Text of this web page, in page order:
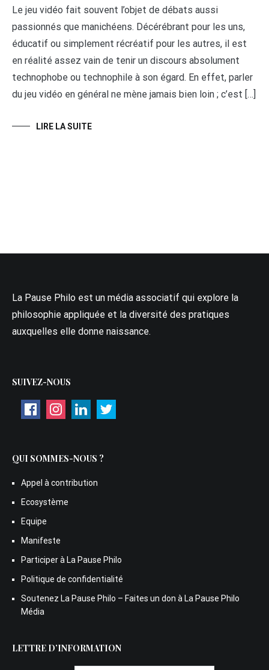
Le jeu vidéo fait souvent l’objet de débats aussi
passionnés que manichéens. Décérébrant pour les uns,
éducatif ou simplement récréatif pour les autres, il est
en réalité assez vain de tenir un discours absolument
technophobe ou technophile à son égard. En effet, parler
du jeu vidéo en général ne mène jamais bien loin ; c’est […]
LIRE LA SUITE
La Pause Philo est un média associatif qui explore la
philosophie appliquée et la diversité des pratiques
auxquelles elle donne naissance.
SUIVEZ-NOUS
QUI SOMMES-NOUS ?
Appel à contribution
Ecosystème
Equipe
Manifeste
Participer à La Pause Philo
Politique de confidentialité
Soutenez La Pause Philo – Faites un don à La Pause Philo
Média
LETTRE D’INFORMATION